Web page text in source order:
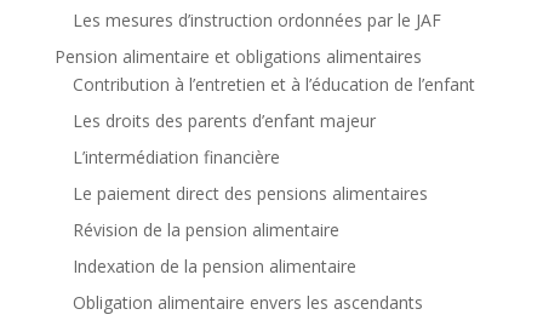
Les mesures d’instruction ordonnées par le JAF
Pension alimentaire et obligations alimentaires
Contribution à l’entretien et à l’éducation de l’enfant
Les droits des parents d’enfant majeur
L’intermédiation financière
Le paiement direct des pensions alimentaires
Révision de la pension alimentaire
Indexation de la pension alimentaire
Obligation alimentaire envers les ascendants